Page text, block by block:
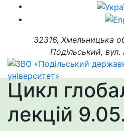
32316, Хмельницька
Подільський,
Цикл
лекцій